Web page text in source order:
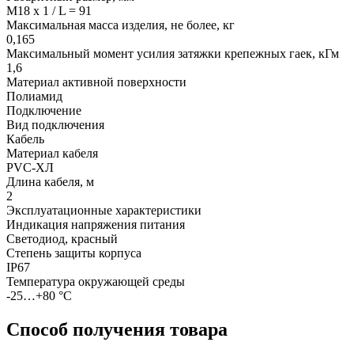
M18 x 1 / L = 91
Максимальная масса изделия, не более, кг
0,165
Максимальный момент усилия затяжки крепежных гаек, кГм
1,6
Материал активной поверхности
Полиамид
Подключение
Вид подключения
Кабель
Материал кабеля
PVC-ХЛ
Длина кабеля, м
2
Эксплуатационные характеристики
Индикация напряжения питания
Светодиод, красный
Степень защиты корпуса
IP67
Температура окружающей среды
-25…+80 °С
Способ получения товара